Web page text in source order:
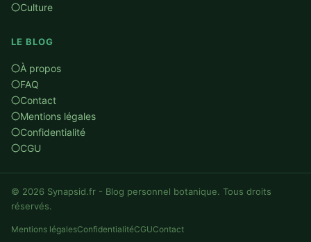
Culture
LE BLOG
À propos
FAQ
Contact
Mentions légales
Confidentialité
CGU
© 2026 Synapsid.fr - Blog personnel botanique. Tous droits
réservés.
Mentions légalesConfidentialitéCGUContact